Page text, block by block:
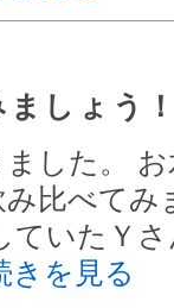
ましょう
した。
比べてみ
ていたＹ
を見る